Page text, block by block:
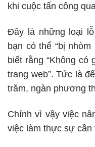
khi cuộc tấn công
Đây là những loại
bạn có thể “bị
biết rằng “Không có
trang web”. Tức là
trăm, ngàn phương
Chính vì vậy việc
việc làm thực sự cần